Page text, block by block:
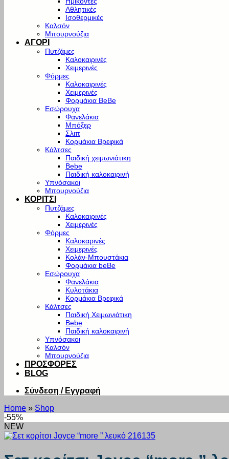
Αθλητικές
Ισοθερμικές
Καλσόν
Μπουρνούζια
ΑΓΟΡΙ
Πυτζάμες
Καλοκαιρινές
Χειμερινές
Φόρμες
Καλοκαιρινές
Χειμερινές
Φορμάκια BeBe
Εσώρουχα
Φανελάκια
Μπόξερ
Σλιπ
Κορμάκια Βρεφικά
Κάλτσες
Παιδική χειμωνιάτικη
Bebe
Παιδική καλοκαιρινή
Υπνόσακοι
Μπουρνούζια
ΚΟΡΙΤΣΙ
Πυτζάμες
Καλοκαιρινές
Χειμερινές
Φόρμες
Καλοκαρινές
Χειμερινές
Κολάν-Μπουστάκια
Φορμάκια beBe
Εσώρουχα
Φανελάκια
Κυλοτάκια
Κορμάκια Βρεφικά
Κάλτσες
Παιδική Χειμωνιάτικη
Bebe
Παιδική καλοκαιρινή
Υπνόσακοι
Καλσόν
Μπουρνούζια
ΠΡΟΣΦΟΡΕΣ
BLOG
Σύνδεση / Εγγραφή
Home » Shop
-55%
NEW